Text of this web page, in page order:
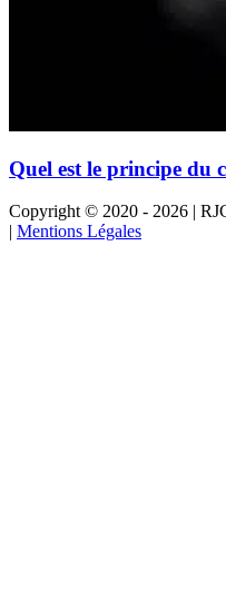
Quel est le principe
Copyright © 2020 - 2026 |
| Mentions Légales